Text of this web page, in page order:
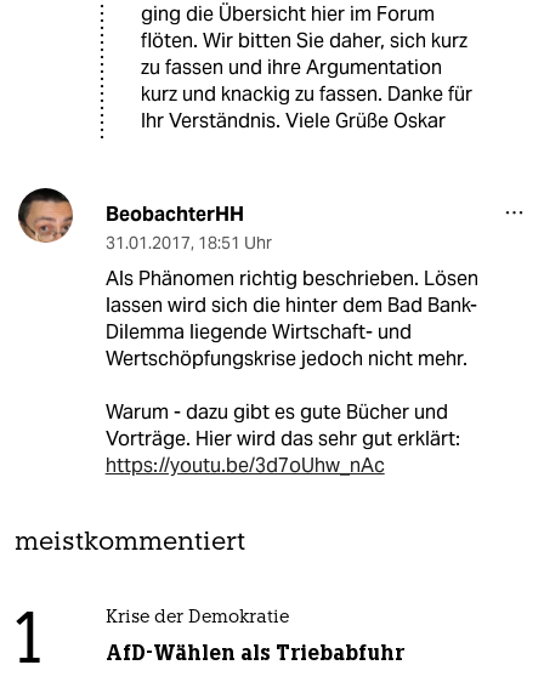
ging die Übersicht hier im Forum
flöten. Wir bitten Sie daher, sich kurz
zu fassen und ihre Argumentation
kurz und knackig zu fassen. Danke für
Ihr Verständnis. Viele Grüße Oskar
BeobachterHH
31.01.2017, 18:51 Uhr
Als Phänomen richtig beschrieben. Lösen
lassen wird sich die hinter dem Bad Bank-
Dilemma liegende Wirtschaft- und
Wertschöpfungskrise jedoch nicht mehr.
Warum - dazu gibt es gute Bücher und
Vorträge. Hier wird das sehr gut erklärt:
https://youtu.be/3d7oUhw_nAc
meistkommentiert
1 Krise der Demokratie
AfD-Wählen als Triebabfuhr